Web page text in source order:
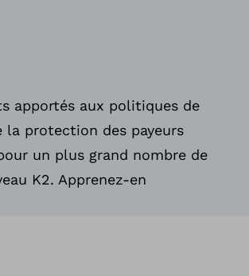
apportés aux politiques de
la protection des payeurs
un plus grand nombre de
K2. Apprenez-en